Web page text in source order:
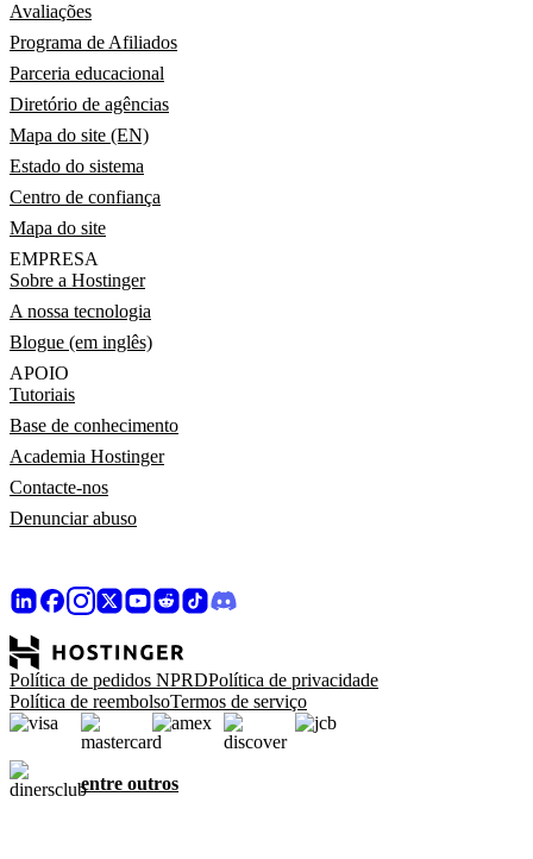
Avaliações
Programa de Afiliados
Parceria educacional
Diretório de agências
Mapa do site (EN)
Estado do sistema
Centro de confiança
Mapa do site
EMPRESA
Sobre a Hostinger
A nossa tecnologia
Blogue (em inglês)
APOIO
Tutoriais
Base de conhecimento
Academia Hostinger
Contacte-nos
Denunciar abuso
Política de pedidos NPRDPolítica de privacidade
Política de reembolsoTermos de serviço
entre outros